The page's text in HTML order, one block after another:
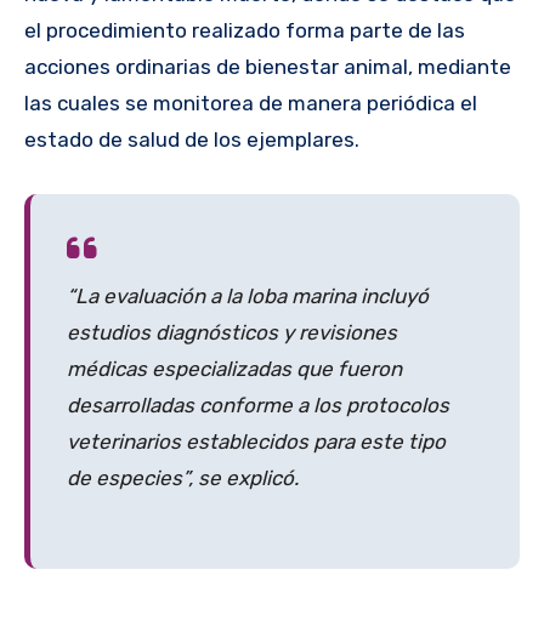
el procedimiento realizado forma parte de las
acciones ordinarias de bienestar animal, mediante
las cuales se monitorea de manera periódica el
estado de salud de los ejemplares.
“La evaluación a la loba marina incluyó
estudios diagnósticos y revisiones
médicas especializadas que fueron
desarrolladas conforme a los protocolos
veterinarios establecidos para este tipo
de especies”, se explicó.